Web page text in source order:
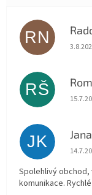
RN
RŠ
JK
Spolehlivý
komunikace.